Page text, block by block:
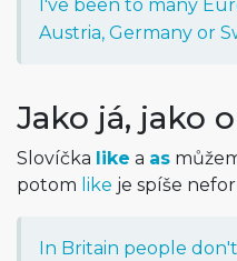
I've been to many
Austria, Germany or
Jako já, jako
Slovíčka like a as
potom like je spíše
In Britain people